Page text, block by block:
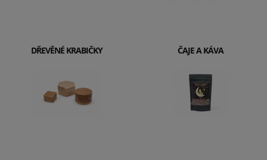
DŘEVĚNÉ KRABIČKY ČAJE A KÁVA